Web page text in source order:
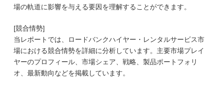
場の軌道に影響を与える要因を理解することができます。
[競合情勢]
当レポートでは、ロードバンクハイヤー・レンタルサービス市
場における競合情勢を詳細に分析しています。主要市場プレイ
ヤーのプロフィール、市場シェア、戦略、製品ポートフォリ
オ、最新動向などを掲載しています。